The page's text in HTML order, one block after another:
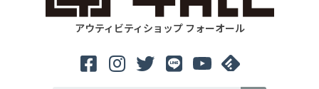
アウティビティショップ フォーオール